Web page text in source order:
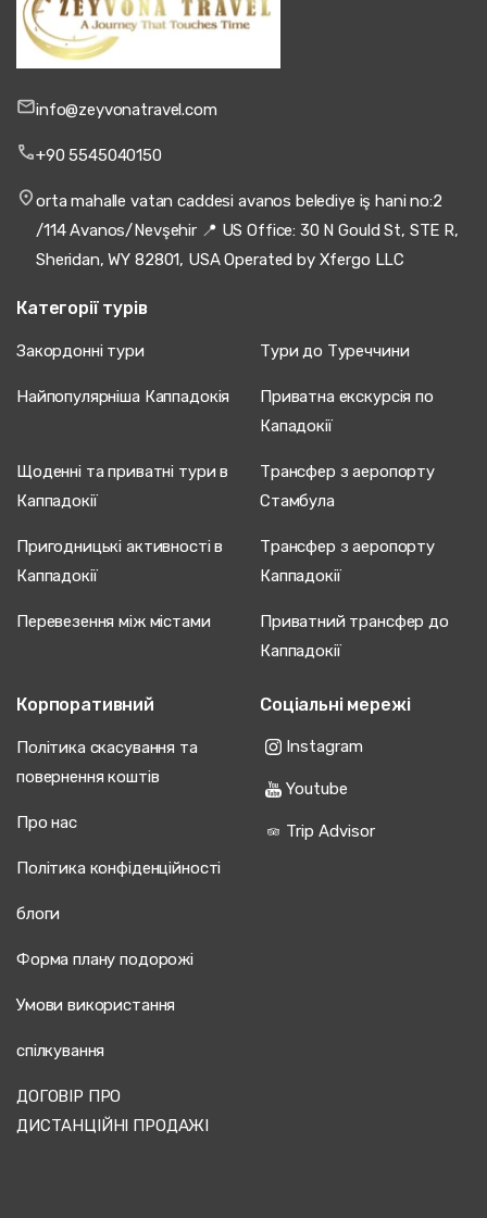
info@zeyvonatravel.com
+90 5545040150
orta mahalle vatan caddesi avanos belediye iş hani no:2
/114 Avanos/Nevşehir 📍 US Office: 30 N Gould St, STE R,
Sheridan, WY 82801, USA Operated by Xfergo LLC
Категорії турів
Закордонні тури Тури до Туреччини
Найпопулярніша Каппадокія
Приватна екскурсія по
Кападокії
Щоденні та приватні тури в
Каппадокії
Трансфер з аеропорту
Стамбула
Пригодницькі активності в
Каппадокії
Трансфер з аеропорту
Каппадокії
Перевезення між містами
Приватний трансфер до
Каппадокії
Корпоративний
Політика скасування та
повернення коштів
Про нас
Політика конфіденційності
блоги
Форма плану подорожі
Умови використання
спілкування
ДОГОВІР ПРО
ДИСТАНЦІЙНІ ПРОДАЖІ
Соціальні мережі
Instagram
Youtube
Trip Advisor